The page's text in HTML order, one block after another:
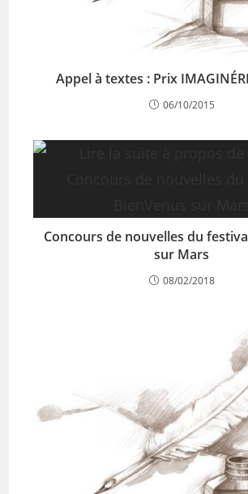
Appel à textes : Prix
06/10/2015
Concours de nouvelles du
sur Mars
08/02/2018